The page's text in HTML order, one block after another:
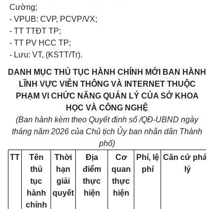
Cường;
- VPUB: CVP, PCVP/VX;
- TT TTĐT TP;
- TT PV HCC TP;
- Lưu: VT, (KSTT/Tr).
DANH MỤC THỦ TỤC HÀNH CHÍNH MỚI BAN HÀNH
LĨNH VỰC VIỄN THÔNG VÀ INTERNET THUỘC
PHẠM VI CHỨC NĂNG QUẢN LÝ CỦA SỞ KHOA
HỌC VÀ CÔNG NGHỆ
(Ban hành kèm theo Quyết định số /QĐ-UBND ngày
tháng năm 2026 của Chủ tịch Ủy ban nhân dân Thành
phố)
TT
Tên
thủ
tục
hành
chính
Thời
hạn
giải
quyết
Địa
điểm
thực
hiện
Cơ
quan
thực
hiện
Phí, lệ
phí
Căn cứ pháp
lý